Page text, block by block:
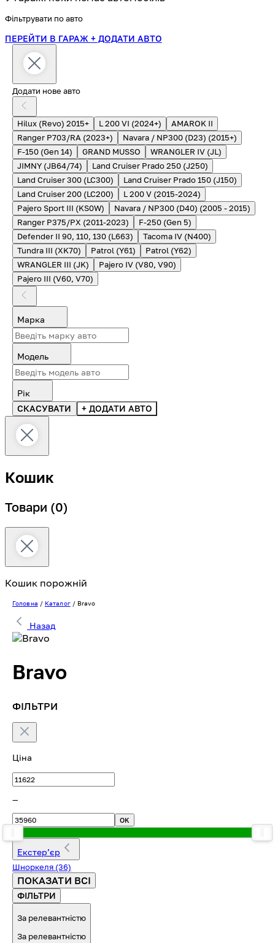
Фільтрувати по авто
ПЕРЕЙТИ В ГАРАЖ + ДОДАТИ АВТО
Додати нове авто
Hilux (Revo) 2015+ L 200 VI (2024+)
AMAROK II
Ranger P703/RA (2023+)
Navara / NP300 (D23) (2015+)
F-150 (Gen 14)
GRAND MUSSO
WRANGLER IV (JL)
JIMNY (JB64/74)
Land Cruiser Prado 250 (J250)
Land Cruiser 300 (LC300)
Land Cruiser Prado 150 (J150)
Land Cruiser 200 (LC200)
L 200 V (2015-2024)
Pajero Sport III (KS0W)
Navara / NP300 (D40) (2005 - 2015)
Ranger P375/PX (2011-2023)
F-250 (Gen 5)
Defender II 90, 110, 130 (L663)
Tacoma IV (N400)
Tundra III (XK70)
Patrol (Y61)
Patrol (Y62)
WRANGLER III (JK)
Pajero IV (V80, V90)
Pajero III (V60, V70)
Марка
Модель
Рік
СКАСУВАТИ
+ ДОДАТИ АВТО
Кошик
Товари (0)
Кошик порожній
Головна / Каталог/ Bravo
Назад
Bravo
ФІЛЬТРИ
Ціна
—
OK
Екстерʼєр
Шноркеля (36)
ПОКАЗАТИ ВСІ
ФІЛЬТРИ
За релевантністю
За релевантністю